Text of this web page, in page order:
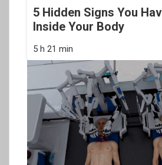
5 Hidden Signs You
Inside Your Body
5 h 21 min